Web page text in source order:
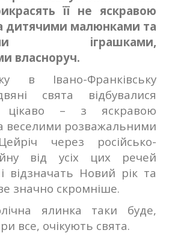
її не яскравою
дитячими малюнками та
іграшками,
власноруч.
в Івано-Франківську
свята відбувалися
цікаво – з яскравою
веселими розважальними
через російсько-
від усіх цих речей
відзначать Новий рік та
значно скромніше.
ялинка таки буде,
все, очікують свята.